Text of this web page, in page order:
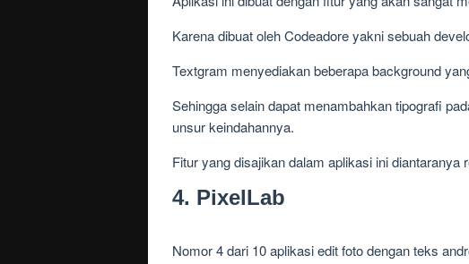
Karena dibuat oleh Codeadore yakni sebuah
Textgram menyediakan beberapa background
Sehingga selain dapat menambahkan tipografi
unsur keindahannya.
Fitur yang disajikan dalam aplikasi ini
4. PixelLab
Nomor 4 dari 10 aplikasi edit foto dengan teks